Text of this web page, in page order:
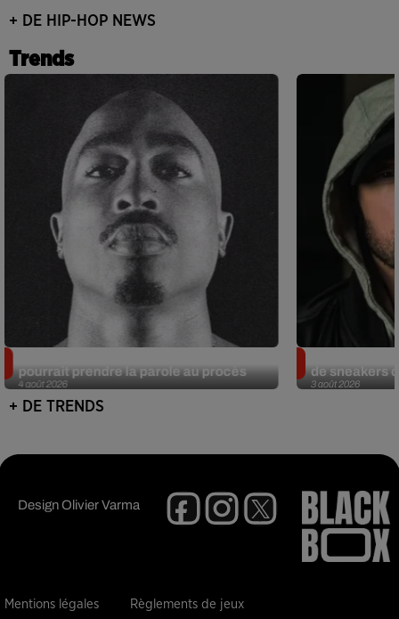
+ DE HIP-HOP NEWS
Trends
4 août 2026
pourrait prendre la parole au procès
3 août 2026
de sneakers
+ DE TRENDS
DesignOlivier Varma
Mentions légales Règlements de jeux